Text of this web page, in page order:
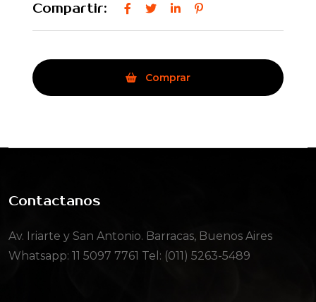
Compartir:
Comprar
Contactanos
Av. Iriarte y San Antonio. Barracas, Buenos Aires
Whatsapp: 11 5097 7761 Tel: (011) 5263-5489